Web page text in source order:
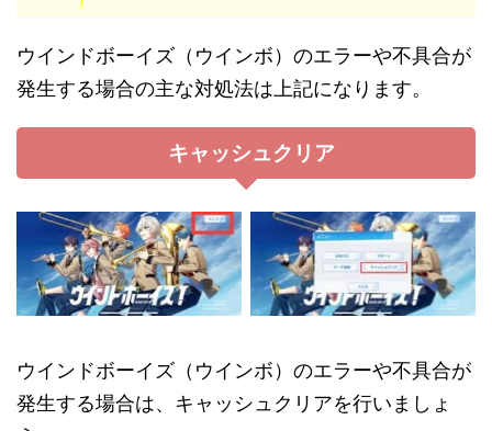
ウインドボーイズ（ウインボ）のエラーや不具合が
発生する場合の主な対処法は上記になります。
キャッシュクリア
ウインドボーイズ（ウインボ）のエラーや不具合が
発生する場合は、キャッシュクリアを行いましょ